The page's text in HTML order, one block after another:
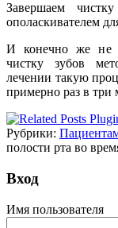
Завершаем
ополаскивателем
И конечно же не
чистку зубов
лечении такую
примерно раз в три
Рубрики:
полости рта во
Вход
Имя пользователя